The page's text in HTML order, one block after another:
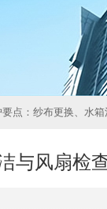
点：纱布更换、水
与风扇检